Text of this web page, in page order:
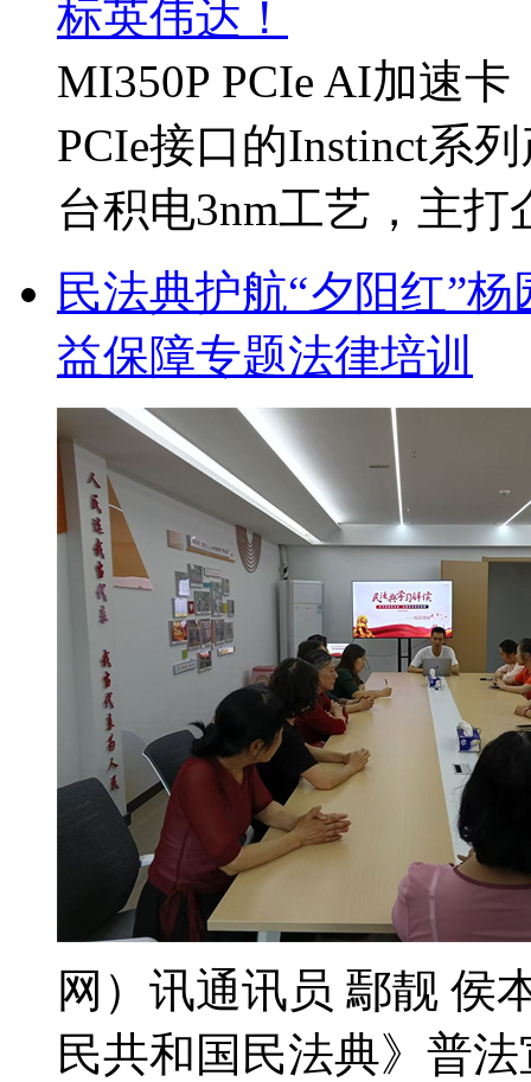
MI350P PCIe AI加速
PCIe接口的Instinct系
台积电3nm工艺，主
民法典护航“夕阳红”
益保障专题法律培训
网）讯通讯员 鄢靓 侯
民共和国民法典》普